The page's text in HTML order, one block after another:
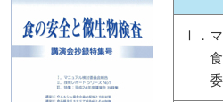
Ⅰ．
食品
委